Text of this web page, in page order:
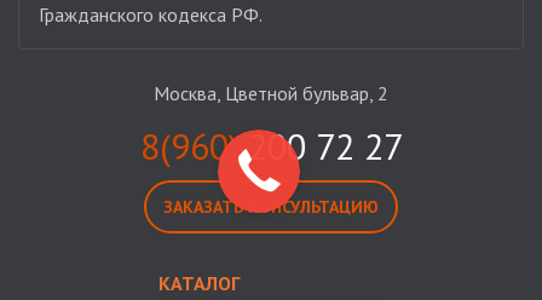
Гражданского кодекса РФ.
Москва, Цветной бульвар, 2
8(960) 200 72 27
ЗАКАЗАТЬ КОНСУЛЬТАЦИЮ
КАТАЛОГ